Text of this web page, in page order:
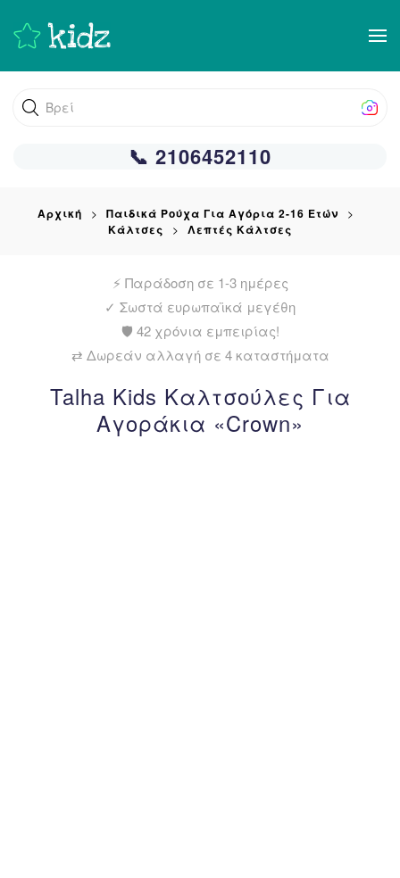
Skip
to
content
Βρείτε αυτ
📞 2106452110
Αρχική
Παιδικά Ρούχα Για Αγόρια 2-16 Ετών
Κάλτσες
Λεπτές Κάλτσες
⚡ Παράδοση σε 1-3 ημέρες
✓ Σωστά ευρωπαϊκά μεγέθη
🛡️ 42 χρόνια εμπειρίας!
⇄ Δωρεάν αλλαγή σε 4 καταστήματα
Talha Kids Καλτσούλες Για
Αγοράκια «Crown»